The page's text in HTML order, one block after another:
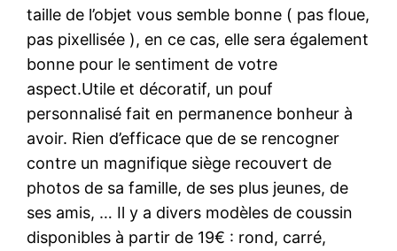
taille de l’objet vous semble bonne ( pas floue,
pas pixellisée ), en ce cas, elle sera également
bonne pour le sentiment de votre
aspect.Utile et décoratif, un pouf
personnalisé fait en permanence bonheur à
avoir. Rien d’efficace que de se rencogner
contre un magnifique siège recouvert de
photos de sa famille, de ses plus jeunes, de
ses amis, … Il y a divers modèles de coussin
disponibles à partir de 19€ : rond, carré,